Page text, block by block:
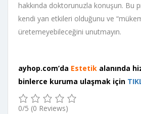
hakkında doktorunuzla konuşun. Bu
kendi yan etkileri olduğunu ve
üretemeyebileceğini unutmayın.
ayhop.com’da Estetik alanında
binlerce kuruma ulaşmak için
0/5 (0 Reviews)